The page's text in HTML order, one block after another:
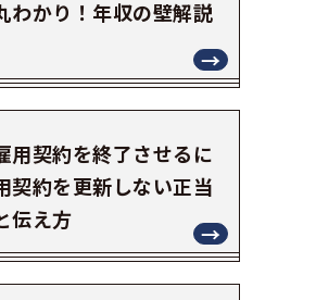
わかり！年収の壁解説
用契約を終了させるに
契約を更新しない正当
伝え方